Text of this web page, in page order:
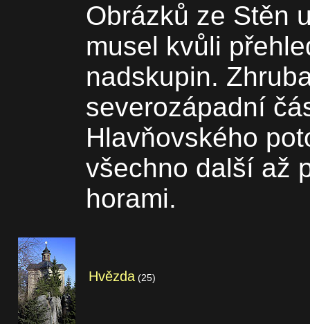
Obrázků ze Stěn
musel kvůli
nadskupin.
severozápadní
Hlavňovského
všechno další až
horami.
Hvězda (25)